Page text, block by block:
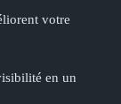
votre
en un